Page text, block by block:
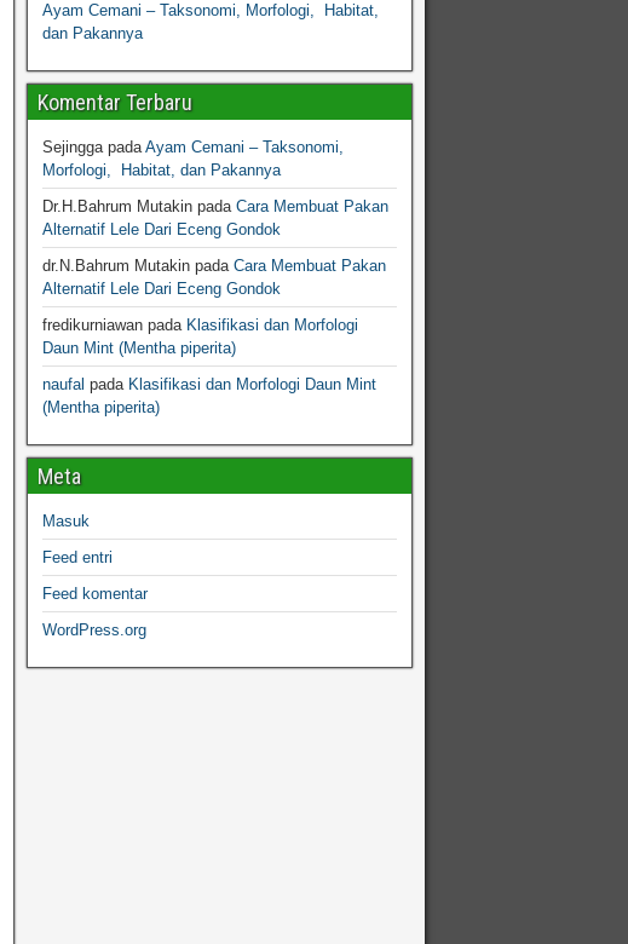
Ayam Cemani – Taksonomi, Morfologi, Habitat,
dan Pakannya
Komentar Terbaru
SejinggapadaAyam Cemani – Taksonomi,
Morfologi, Habitat, dan Pakannya
Dr.H.Bahrum Mutakinpada Cara Membuat Pakan
Alternatif Lele Dari Eceng Gondok
dr.N.Bahrum Mutakinpada Cara Membuat Pakan
Alternatif Lele Dari Eceng Gondok
fredikurniawanpada Klasifikasi dan Morfologi
Daun Mint (Mentha piperita)
naufal pada Klasifikasi dan Morfologi Daun Mint
(Mentha piperita)
Meta
Masuk
Feed entri
Feed komentar
WordPress.org